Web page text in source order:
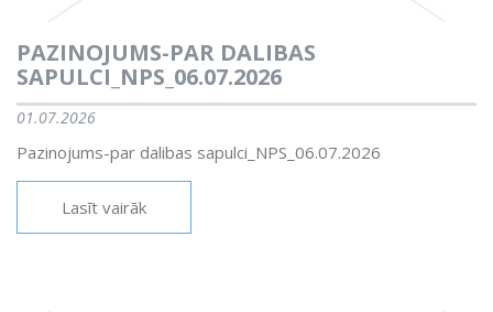
PAZINOJUMS-PAR DALIBAS
SAPULCI_NPS_06.07.2026
01.07.2026
Pazinojums-par dalibas sapulci_NPS_06.07.2026
Lasīt vairāk